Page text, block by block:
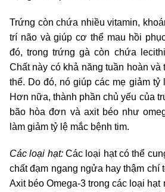
Trứng còn chứa nhiều vitamin,
trí não và giúp cơ thể mau hồi
đó, trong trứng gà còn chứa
Chất này có khả năng tuần hoàn
thể. Do đó, nó giúp các mẹ giảm tỷ
Hơn nữa, thành phần chủ yếu của
bão hòa đơn và axit béo như
làm giảm tỷ lệ mắc bệnh tim.
Các loại hạt:Các loại hạt có thể
chất đạm ngang ngửa hay thậm chí
Axit béo Omega-3 trong các loại hạt